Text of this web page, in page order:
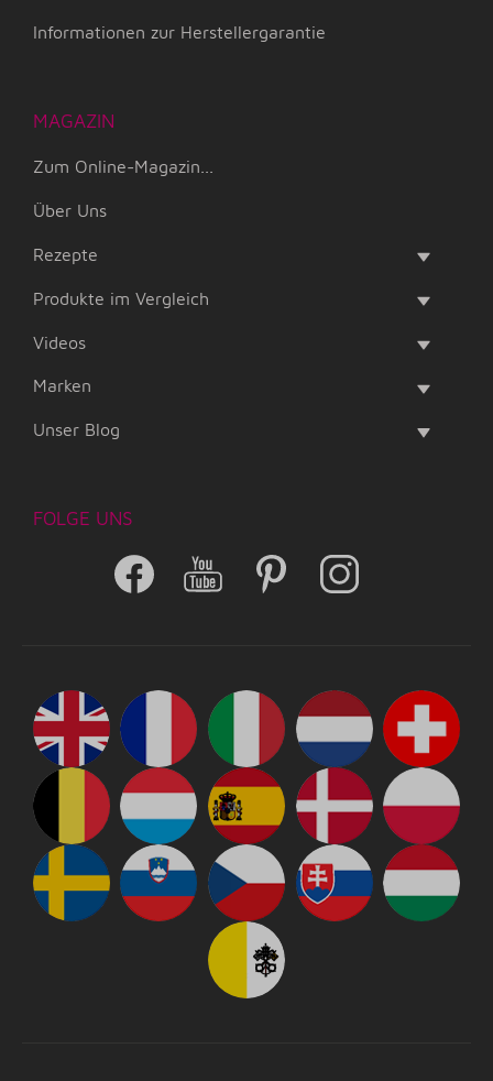
Informationen zur Herstellergarantie
MAGAZIN
Zum Online-Magazin...
Über Uns
Rezepte
Produkte im Vergleich
Videos
Marken
Unser Blog
FOLGE UNS